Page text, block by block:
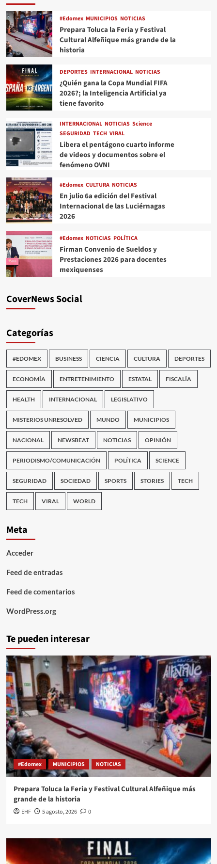
#Edomex MUNICIPIOS NOTICIAS
Prepara Toluca la Feria y Festival
Cultural Alfeñique más grande de la
historia
DEPORTES INTERNACIONAL NOTICIAS
¿Quién gana la Copa Mundial FIFA
2026?; la Inteligencia Artificial ya
tiene favorito
INTERNACIONAL NOTICIAS Science
SEGURIDAD TECH VIRAL
Libera el pentágono cuarto informe
de videos y documentos sobre el
fenómeno OVNI
#Edomex CULTURA NOTICIAS
En julio 6a edición del Festival
Internacional de las Luciérnagas
2026
#Edomex NOTICIAS POLÍTICA
Firman Convenio de Sueldos y
Prestaciones 2026 para docentes
mexiquenses
CoverNews Social
Categorías
#EDOMEX BUSINESS CIENCIA CULTURA DEPORTES
ECONOMÍA ENTRETENIMIENTO ESTATAL FISCALÍA
HEALTH INTERNACIONAL LEGISLATIVO
MISTERIOS UNRESOLVED MUNDO MUNICIPIOS
NACIONAL NEWSBEAT NOTICIAS OPINIÓN
PERIODISMO/COMUNICACIÓN POLÍTICA SCIENCE
SEGURIDAD SOCIEDAD SPORTS STORIES TECH
TECH VIRAL WORLD
Meta
Acceder
Feed de entradas
Feed de comentarios
WordPress.org
Te pueden interesar
#Edomex MUNICIPIOS NOTICIAS
Prepara Toluca la Feria y Festival Cultural Alfeñique más
grande de la historia
EHF 5 agosto, 2026 0